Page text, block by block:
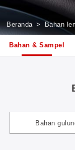
Beranda > Bahan
Bahan & Sampel
Bahan